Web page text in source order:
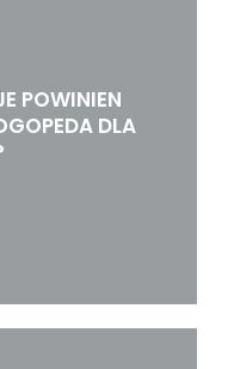
POWINIEN
DLA